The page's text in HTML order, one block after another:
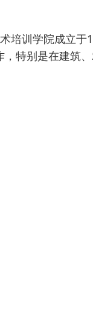
培训学院成立
，特别是在建筑